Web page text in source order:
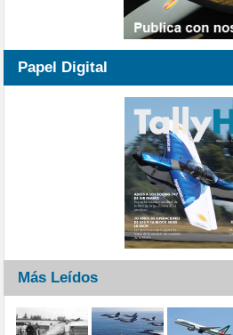
Papel Digital
Más Leídos